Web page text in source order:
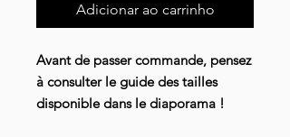
Adicionar ao carrinho
Avant de passer commande, pensez
à consulter le guide des tailles
disponible dans le diaporama !